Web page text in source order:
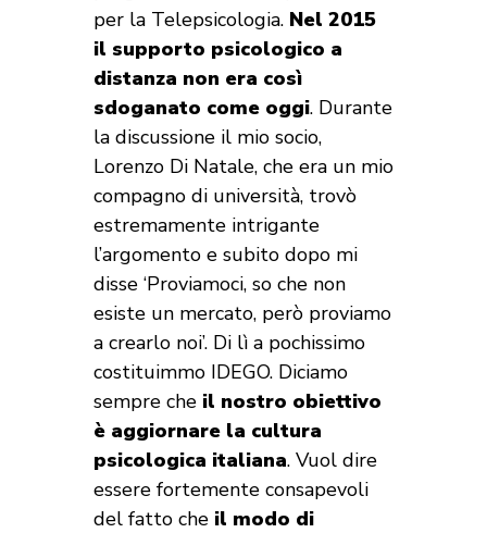
per la Telepsicologia. Nel 2015
il supporto psicologico a
distanza non era così
sdoganato come oggi. Durante
la discussione il mio socio,
Lorenzo Di Natale, che era un mio
compagno di università, trovò
estremamente intrigante
l’argomento e subito dopo mi
disse ‘Proviamoci, so che non
esiste un mercato, però proviamo
a crearlo noi’. Di lì a pochissimo
costituimmo IDEGO. Diciamo
sempre che il nostro obiettivo
è aggiornare la cultura
psicologica italiana. Vuol dire
essere fortemente consapevoli
del fatto che il modo di